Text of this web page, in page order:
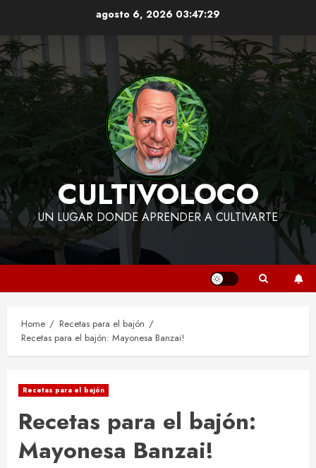
content
agosto 6, 2026 03:47:30
CULTIVOLOCO
UN LUGAR DONDE APRENDER A CULTIVARTE
Home
Recetas para el bajón
Recetas para el bajón: Mayonesa Banzai!
Recetas para el bajón
Recetas para el bajón:
Mayonesa Banzai!